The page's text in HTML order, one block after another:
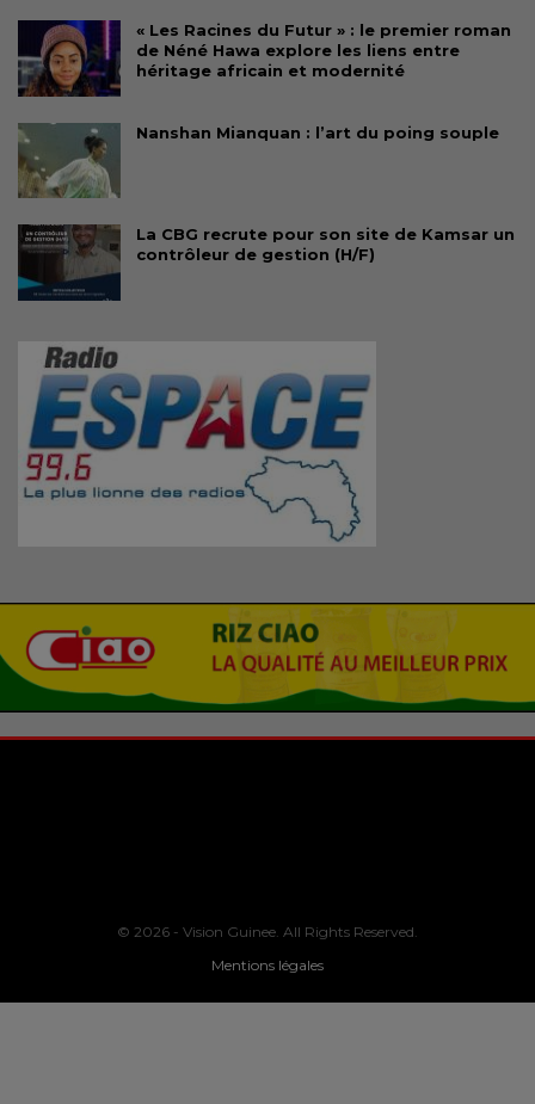
« Les Racines du Futur » : le premier roman
de Néné Hawa explore les liens entre
héritage africain et modernité
Nanshan Mianquan : l’art du poing souple
La CBG recrute pour son site de Kamsar un
contrôleur de gestion (H/F)
© 2026 - Vision Guinee. All Rights Reserved.
Mentions légales